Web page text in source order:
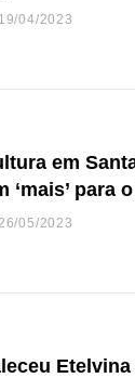
andebol do
19/04/2023
em
‘mais’ para
26/05/2023